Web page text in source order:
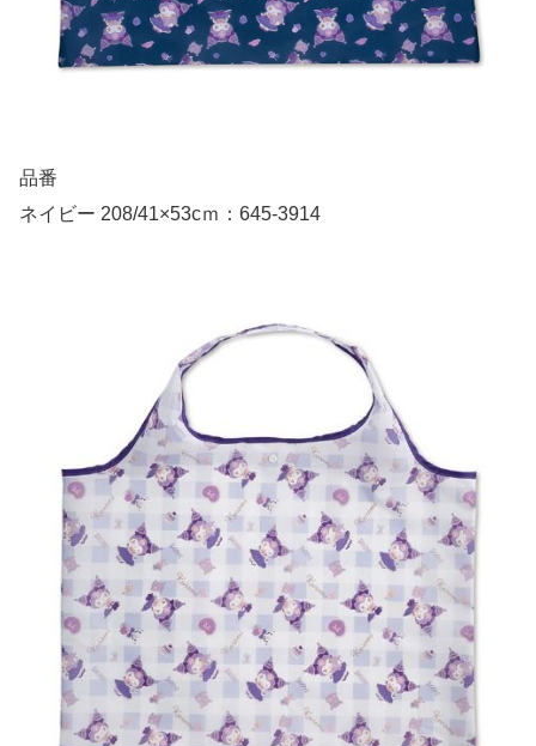
品番
ネイビー 208/41×53cｍ：645-3914